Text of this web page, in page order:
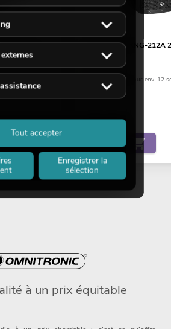
Rotary
OMNITRONIC XNG-212A
active, DSP
No. 11038074
Le stock suffit pour env. 12
329,00€
à un prix équitable
Enregistrer la
sélection
Tout accepter